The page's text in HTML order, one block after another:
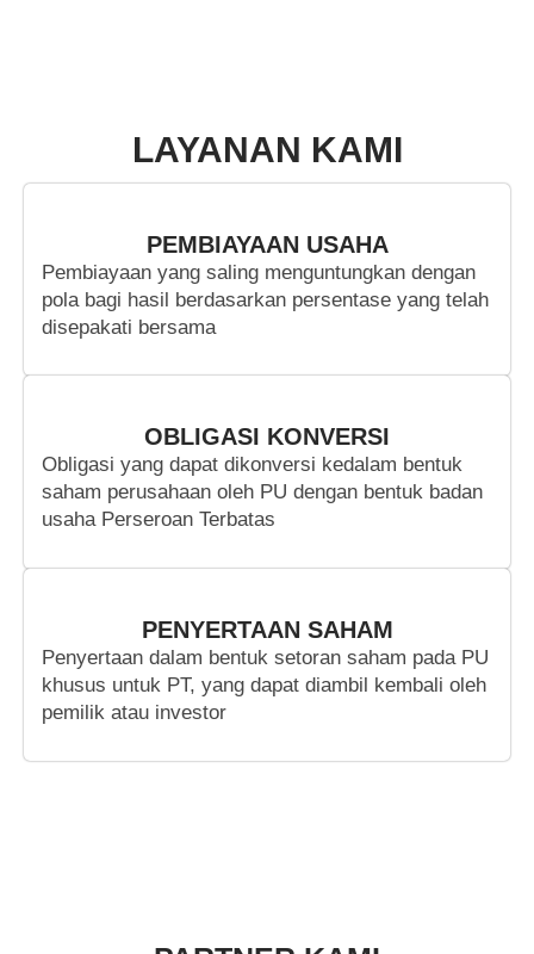
LAYANAN KAMI
PEMBIAYAAN USAHA
Pembiayaan yang saling menguntungkan dengan
pola bagi hasil berdasarkan persentase yang telah
disepakati bersama
OBLIGASI KONVERSI
Obligasi yang dapat dikonversi kedalam bentuk
saham perusahaan oleh PU dengan bentuk badan
usaha Perseroan Terbatas
PENYERTAAN SAHAM
Penyertaan dalam bentuk setoran saham pada PU
khusus untuk PT, yang dapat diambil kembali oleh
pemilik atau investor